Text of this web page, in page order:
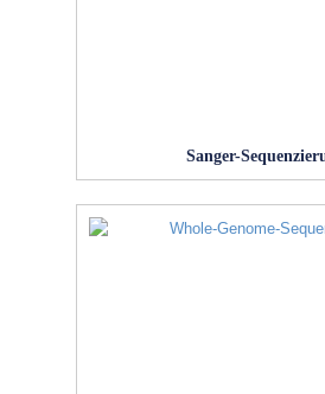
Sanger-